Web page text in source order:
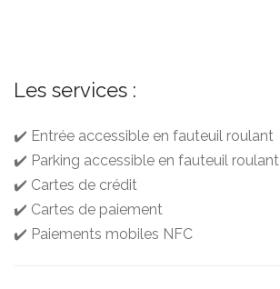
Les services :
✔️ Entrée accessible en fauteuil roulant
✔️ Parking accessible en fauteuil roulant
✔️ Cartes de crédit
✔️ Cartes de paiement
✔️ Paiements mobiles NFC